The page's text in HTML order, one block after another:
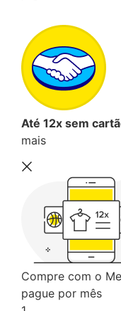
Até 12x sem
mais
Compre com o
pague por mês